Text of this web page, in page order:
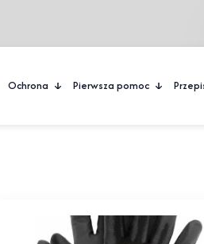
Ochrona Pierwsza pomoc